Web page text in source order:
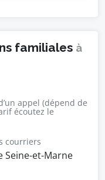
familiales à
appel (dépend de
écoutez le
courriers
Seine-et-Marne